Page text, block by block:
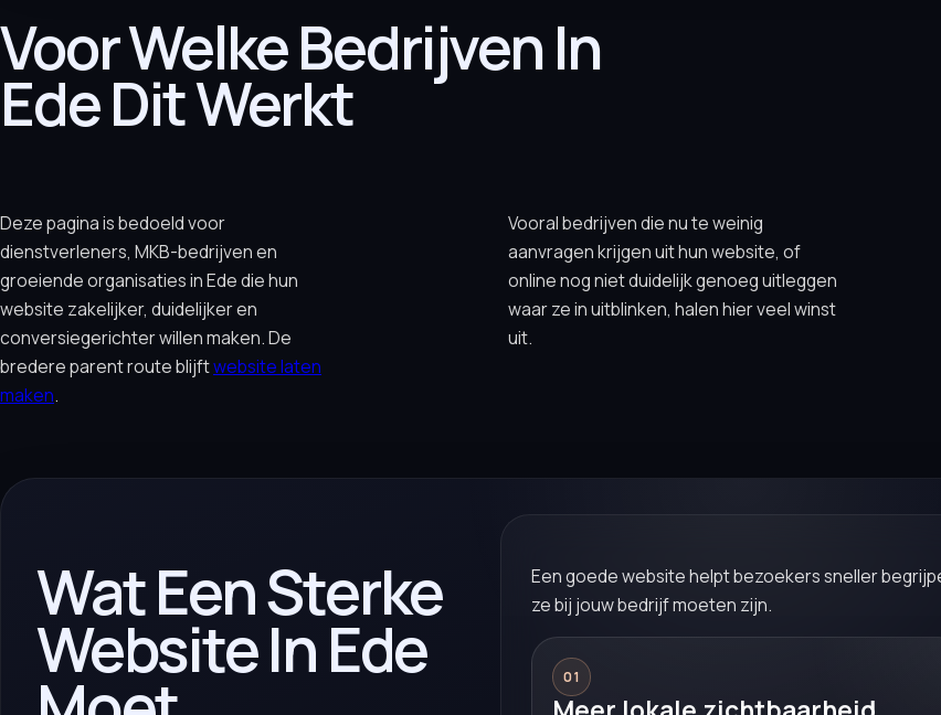
Voor Welke Bedrijven In
Ede Dit Werkt
Deze pagina is bedoeld voor
dienstverleners, MKB-bedrijven en
groeiende organisaties in Ede die hun
website zakelijker, duidelijker en
conversiegerichter willen maken. De
bredere parent route blijftwebsite laten
maken.
Vooral bedrijven die nu te weinig
aanvragen krijgen uit hun website, of
online nog niet duidelijk genoeg uitleggen
waar ze in uitblinken, halen hier veel winst
uit.
Wat Een Sterke
Website In Ede
Een goede website helpt bezoekers sneller
ze bij jouw bedrijf moeten zijn.
01